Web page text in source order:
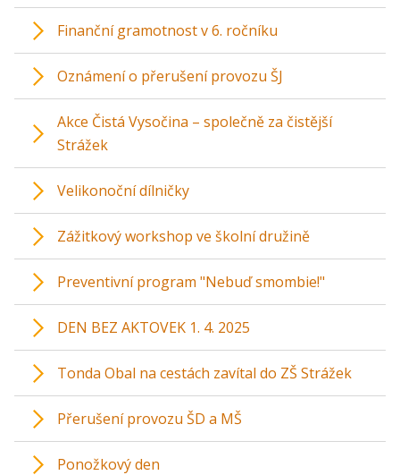
Finanční gramotnost v 6. ročníku
Oznámení o přerušení provozu ŠJ
Akce Čistá Vysočina – společně za čistější
Strážek
Velikonoční dílničky
Zážitkový workshop ve školní družině
Preventivní program "Nebuď smombie!"
DEN BEZ AKTOVEK 1. 4. 2025
Tonda Obal na cestách zavítal do ZŠ Strážek
Přerušení provozu ŠD a MŠ
Ponožkový den